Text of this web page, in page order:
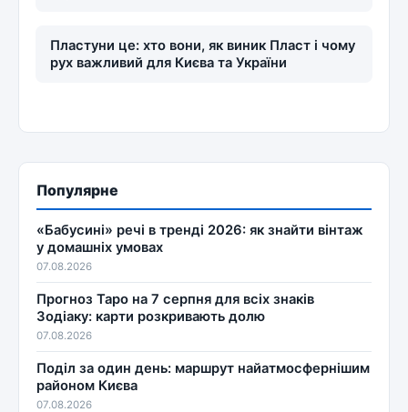
Пластуни це: хто вони, як виник Пласт і чому
рух важливий для Києва та України
Популярне
«Бабусині» речі в тренді 2026: як знайти вінтаж
у домашніх умовах
07.08.2026
Прогноз Таро на 7 серпня для всіх знаків
Зодіаку: карти розкривають долю
07.08.2026
Поділ за один день: маршрут найатмосфернішим
районом Києва
07.08.2026